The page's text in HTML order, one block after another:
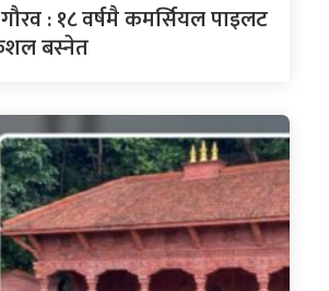
: १८ वर्षमै कमर्सियल पाइलट
बस्नेत